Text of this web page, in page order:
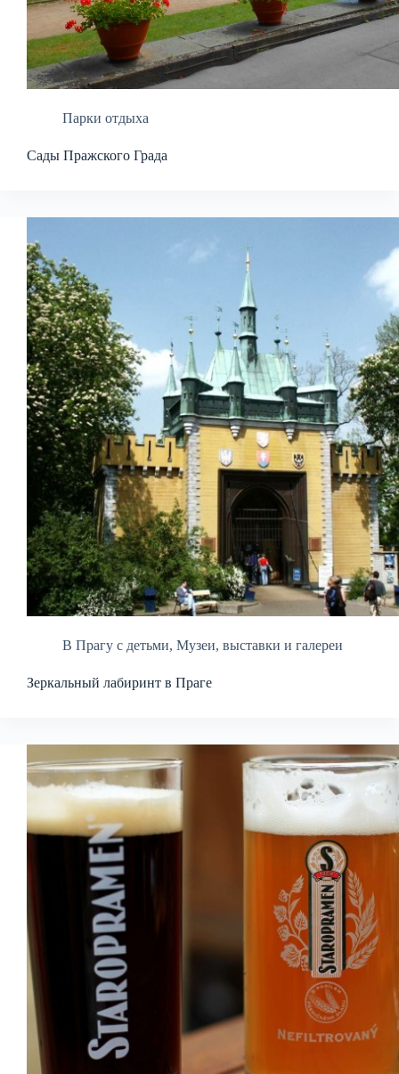
Парки отдыха
Сады Пражского Града
В Прагу с детьми, Музеи, выставки и галереи
Зеркальный лабиринт в Праге